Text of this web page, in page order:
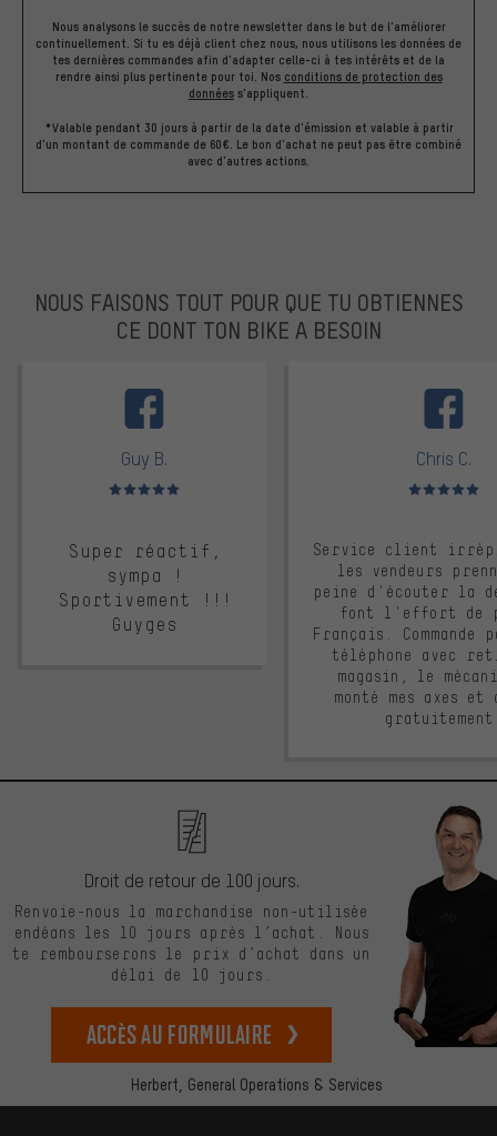
Nous analysons le succès de notre newsletter dans le but de l'améliorer
continuellement. Si tu es déjà client chez nous, nous utilisons les données de
tes dernières commandes afin d'adapter celle-ci à tes intérêts et de la
rendre ainsi plus pertinente pour toi. Nos conditions de protection des
données s'appliquent.
*Valable pendant 30 jours à partir de la date d'émission et valable à partir
d'un montant de commande de 60€. Le bon d'achat ne peut pas être combiné
avec d'autres actions.
NOUS FAISONS TOUT POUR QUE TU OBTIENNES
CE DONT TON BIKE A BESOIN
Guy B.
Note moyenne : 5 sur 5
Super réactif,
sympa !
Sportivement !!!
Guyges
Chris C.
Note moyenne :
Service client
les vendeurs
peine d'écouter la
font l'effort de
Français. Commande
téléphone avec
magasin, le
monté mes axes et
Herbert, General Operations & Services
Droit de retour de 100 jours.
Renvoie-nous la marchandise non-utilisée
endéans les 10 jours après l’achat. Nous
te rembourserons le prix d’achat dans un
délai de 10 jours.
Accès au formulaire